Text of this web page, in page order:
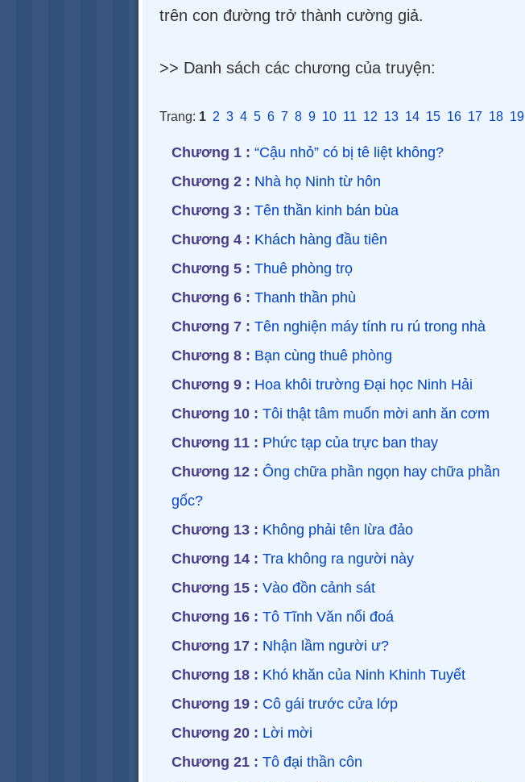
trên con đường trở thành cường giả.
>> Danh sách các chương của truyện:
Trang: 1 2 3 4 5 6 7 8 9 10 11 12 13 14 15 16 17 18 19
Chương 1 : “Cậu nhỏ” có bị tê liệt không?
Chương 2 : Nhà họ Ninh từ hôn
Chương 3 : Tên thần kinh bán bùa
Chương 4 : Khách hàng đầu tiên
Chương 5 : Thuê phòng trọ
Chương 6 : Thanh thần phù
Chương 7 : Tên nghiện máy tính ru rú trong nhà
Chương 8 : Bạn cùng thuê phòng
Chương 9 : Hoa khôi trường Đại học Ninh Hải
Chương 10 : Tôi thật tâm muốn mời anh ăn cơm
Chương 11 : Phức tạp của trực ban thay
Chương 12 : Ông chữa phần ngọn hay chữa phần
gốc?
Chương 13 : Không phải tên lừa đảo
Chương 14 : Tra không ra người này
Chương 15 : Vào đồn cảnh sát
Chương 16 : Tô Tĩnh Văn nổi đoá
Chương 17 : Nhận lầm người ư?
Chương 18 : Khó khăn của Ninh Khinh Tuyết
Chương 19 : Cô gái trước cửa lớp
Chương 20 : Lời mời
Chương 21 : Tô đại thần côn